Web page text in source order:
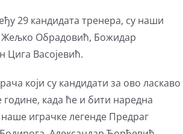
29 кандидата тренера, су наши
Жељко Обрадовић, Божидар
Васојевић.
који су кандидати за ово ласкаво
када ће и бити наредна
наше играчке легенде Предраг